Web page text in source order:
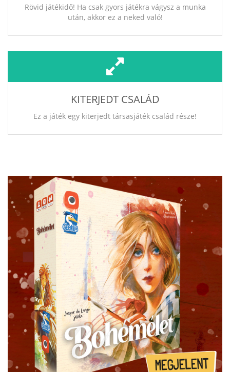
Rövid játékidő! Ha csak gyors játékra vágysz a munka
után, akkor ez a neked való!
KITERJEDT CSALÁD
Ez a játék egy kiterjedt társasjáték család része!